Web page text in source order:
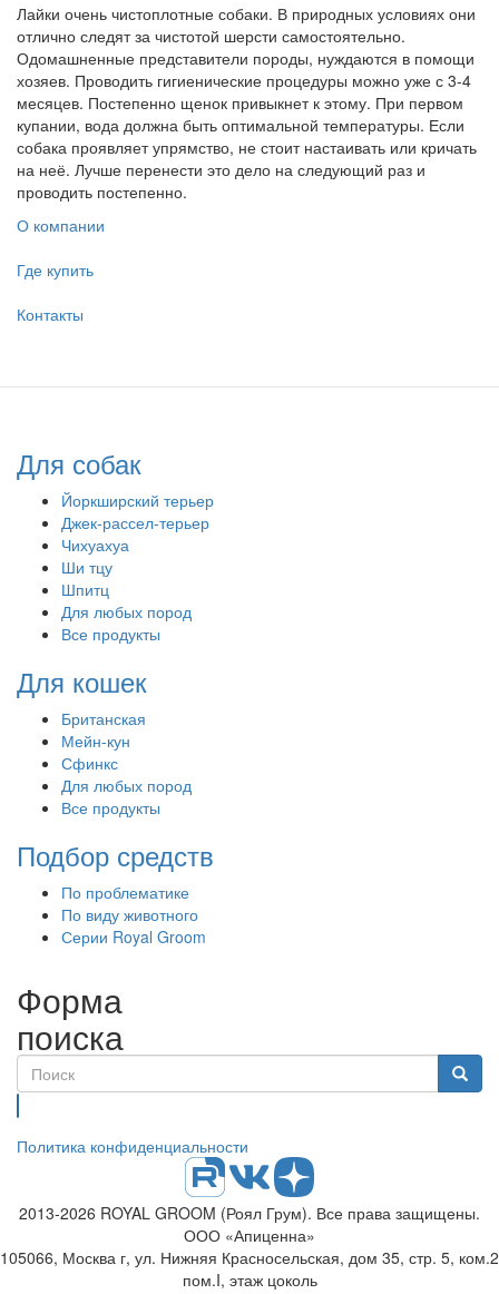
Лайки очень чистоплотные собаки. В природных условиях они
отлично следят за чистотой шерсти самостоятельно.
Одомашненные представители породы, нуждаются в помощи
хозяев. Проводить гигиенические процедуры можно уже с 3-4
месяцев. Постепенно щенок привыкнет к этому. При первом
купании, вода должна быть оптимальной температуры. Если
собака проявляет упрямство, не стоит настаивать или кричать
на неё. Лучше перенести это дело на следующий раз и
проводить постепенно.
О компании
Где купить
Контакты
Для собак
Йоркширский терьер
Джек-рассел-терьер
Чихуахуа
Ши тцу
Шпитц
Для любых пород
Все продукты
Для кошек
Британская
Мейн-кун
Сфинкс
Для любых пород
Все продукты
Подбор средств
По проблематике
По виду животного
Серии Royal Groom
Форма
поиска
Политика конфиденциальности
2013-2026 ROYAL GROOM (Роял Грум). Все права защищены.
ООО «Апиценна»
105066, Москва г, ул. Нижняя Красносельская, дом 35, стр. 5, ком.2
пом.I, этаж цоколь